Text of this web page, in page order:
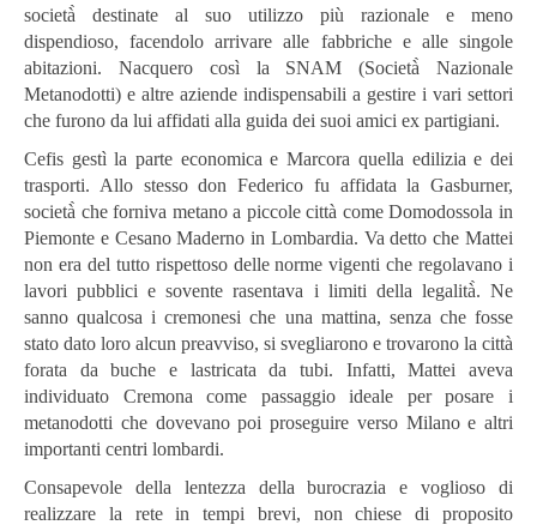
società̀ destinate al suo utilizzo più razionale e meno
dispendioso, facendolo arrivare alle fabbriche e alle singole
abitazioni. Nacquero così la SNAM (Società̀ Nazionale
Metanodotti) e altre aziende indispensabili a gestire i vari settori
che furono da lui affidati alla guida dei suoi amici ex partigiani.
Cefis gestì la parte economica e Marcora quella edilizia e dei
trasporti. Allo stesso don Federico fu affidata la Gasburner,
società̀ che forniva metano a piccole città come Domodossola in
Piemonte e Cesano Maderno in Lombardia. Va detto che Mattei
non era del tutto rispettoso delle norme vigenti che regolavano i
lavori pubblici e sovente rasentava i limiti della legalità̀. Ne
sanno qualcosa i cremonesi che una mattina, senza che fosse
stato dato loro alcun preavviso, si svegliarono e trovarono la città
forata da buche e lastricata da tubi. Infatti, Mattei aveva
individuato Cremona come passaggio ideale per posare i
metanodotti che dovevano poi proseguire verso Milano e altri
importanti centri lombardi.
Consapevole della lentezza della burocrazia e voglioso di
realizzare la rete in tempi brevi, non chiese di proposito